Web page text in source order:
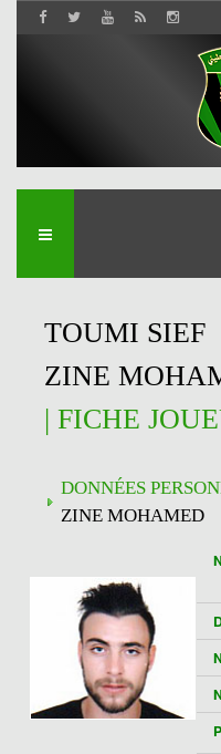
TOUMI SIEF
ZINE
| FICHE
DONNÉES
ZINE MOHAMED